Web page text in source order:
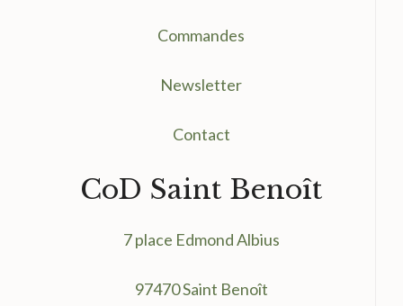
Commandes
Newsletter
Contact
CoD Saint Benoît
7 place Edmond Albius
97470 Saint Benoît